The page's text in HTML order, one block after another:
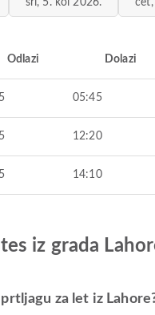
sri, 5. kol 2026.
Odlazi Dolazi
05:45
12:20
14:10
iz grada
za let iz